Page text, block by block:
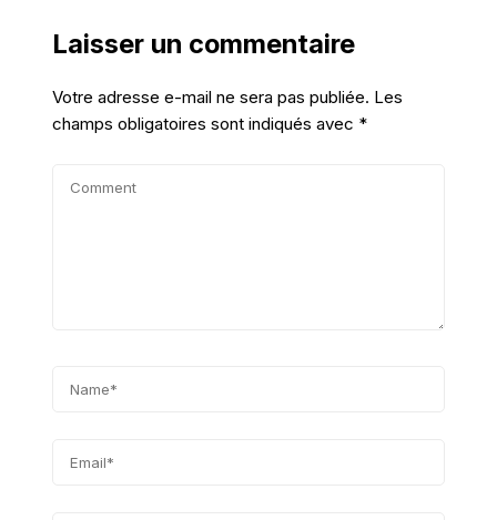
Laisser un commentaire
Votre adresse e-mail ne sera pas publiée. Les
champs obligatoires sont indiqués avec *